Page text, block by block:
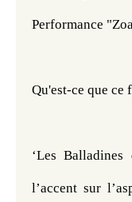
Performance
Qu'est-ce que ce
‘Les
l’accent sur